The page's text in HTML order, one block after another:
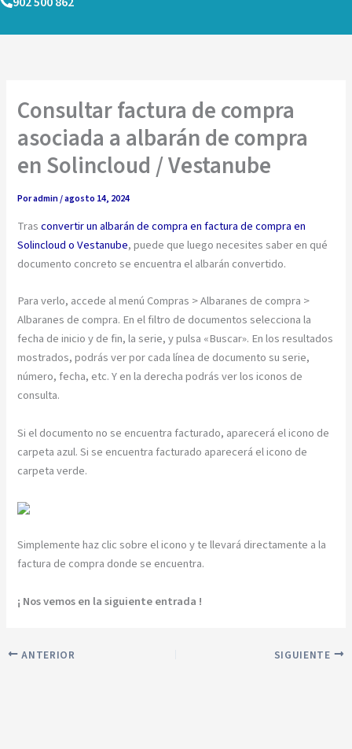
Ir
Consultar factura de compra
asociada a albarán de compra
en Solincloud / Vestanube
Poradmin/agosto 14, 2024
Trasconvertir un albarán de compra en factura de compra en
Solincloud o Vestanube, puede que luego necesites saber en qué
documento concreto se encuentra el albarán convertido.
Para verlo, accede al menú Compras > Albaranes de compra >
Albaranes de compra. En el filtro de documentos selecciona la
fecha de inicio y de fin, la serie, y pulsa «Buscar». En los resultados
mostrados, podrás ver por cada línea de documento su serie,
número, fecha, etc. Y en la derecha podrás ver los iconos de
consulta.
Si el documento no se encuentra facturado, aparecerá el icono de
carpeta azul. Si se encuentra facturado aparecerá el icono de
carpeta verde.
Simplemente haz clic sobre el icono y te llevará directamente a la
factura de compra donde se encuentra.
¡ Nos vemos en la siguiente entrada !
ANTERIOR SIGUIENTE